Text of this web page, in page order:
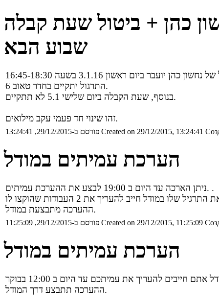
כהן + ביטול שעת קבלה
שבוע הבא
התרגול יתקיים בחדר טאוב 6.
בנוסף, שעת הקבלה ביום שלישי 5.1 לא תתקיים.
זהו שינוי חד פעמי עקב מילואים.
פורסם ב-29/12/2015, 13:24:41 Created on 29/12/2015, 13:24:41
הערכת עמיתים במודל
ניתן הארכה עד היום ב 19:00 לבצע את ההערכת עמיתים. .
ההערכה מתבצעת במודל.
פורסם ב-29/12/2015, 11:25:09 Created on 29/12/2015, 11:25:09
הערכת עמיתים במודל
ההערכה תתבצע דרך המודל.